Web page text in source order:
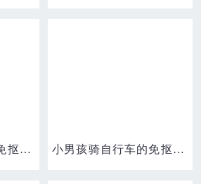
小男孩骑自行车的免抠元素 小男孩骑自行车的免抠元素